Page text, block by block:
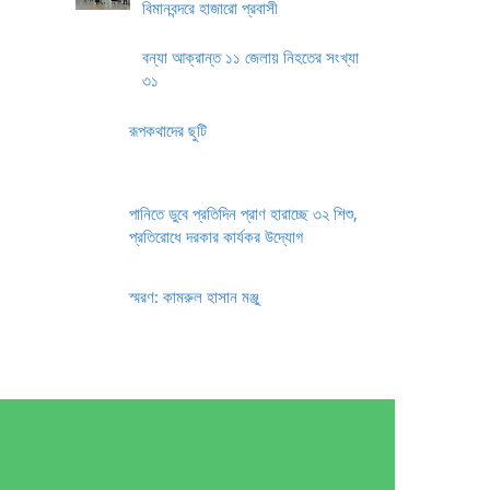
বিমানবন্দরে হাজারো প্রবাসী
বন্যা আক্রান্ত ১১ জেলায় নিহতের সংখ্যা
৩১
রূপকথাদের ছুটি
পানিতে ডুবে প্রতিদিন প্রাণ হারাচ্ছে ৩২ শিশু,
প্রতিরোধে দরকার কার্যকর উদ্যোগ
স্মরণ: কামরুল হাসান মঞ্জু